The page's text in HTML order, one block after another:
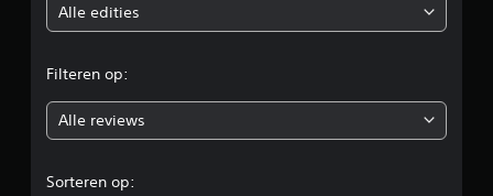
o
o
Alle edities
Filteren op:
Alle reviews
Sorteren op: